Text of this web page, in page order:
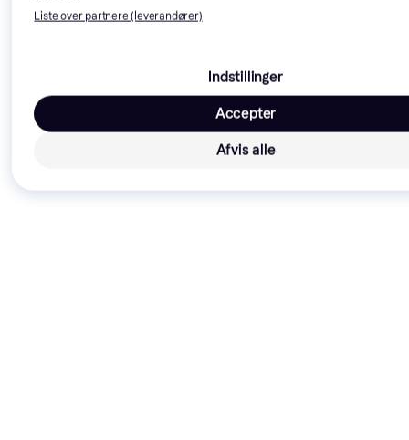
E-Line 1958618 10m
59 kr.
Wexim 2047K CEE kabelsæt
H07RN-F med jord
1.204 kr.
Liste over partnere (leverandører)
Indstillinger
Afvis alle
Accepter